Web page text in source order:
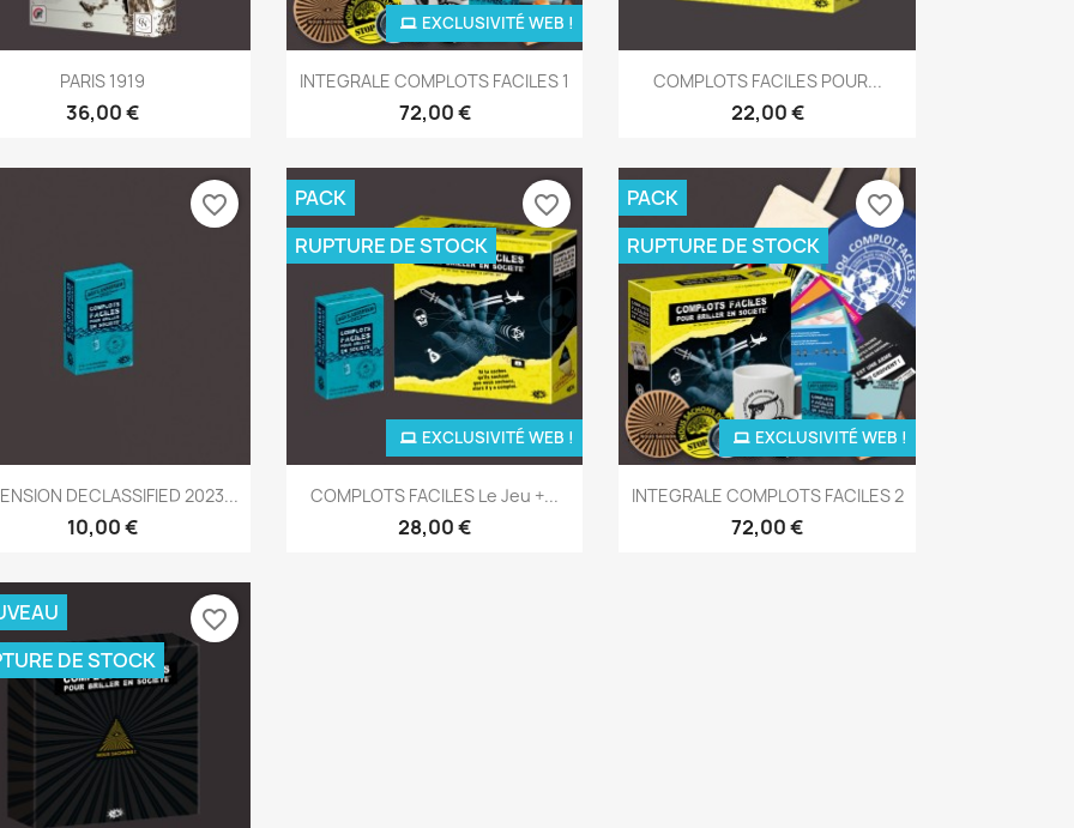
Aperçu rapide
PARIS 1919
36,00 €
Aperçu rapide
INTEGRALE COMPLOTS FACILES 1
72,00 €
EXCLUSIVITÉ WEB !
Aperçu rapide
COMPLOTS FACILES POUR...
22,00 €
Aperçu rapide
DECLASSIFIED 2023...
10,00 €
favorite_border
Aperçu rapide
COMPLOTS FACILES Le Jeu +...
28,00 €
EXCLUSIVITÉ WEB !
PACK
RUPTURE DE STOCK
favorite_border
Aperçu rapide
INTEGRALE COMPLOTS FACILES 2
72,00 €
EXCLUSIVITÉ WEB !
PACK
RUPTURE DE STOCK
favorite_border
DE STOCK
favorite_border